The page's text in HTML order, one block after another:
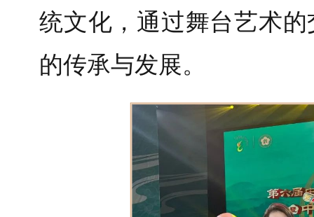
统文化，通过舞台艺术
的传承与发展。